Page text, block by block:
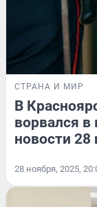
СТРАНА И МИР
В
ворвался в
новости 28
28 ноября, 2025,